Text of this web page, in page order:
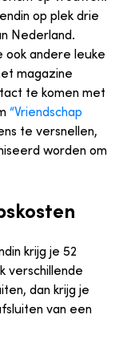
op plek drie
Nederland.
ook andere leuke
magazine
te komen met
“Vriendschap
te versnellen,
worden om
krijg je 52
verschillende
dan krijg je
van een